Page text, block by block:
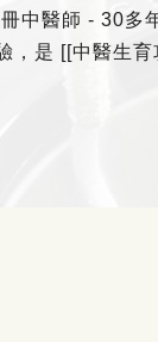
中醫師 - 30多
，是 [[中醫生育